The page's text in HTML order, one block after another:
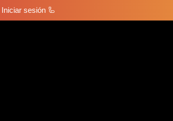
Iniciar sesión 🦾